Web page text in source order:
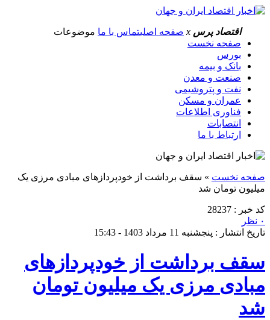
اقتصاد پرس x صفحه اصلیتماس با ما موضوعات
صفحه نخست
بورس
بانک و بیمه
صنعت و معدن
نفت و پتروشیمی
عمران و مسکن
فناوری اطلاعات
انتصابات
ارتباط با ما
صفحه نخست » سقف برداشت از خودپردازهای مبادی مرزی یک
میلیون تومان شد
کد خبر : 28237
۰ نظر
تاریخ انتشار : پنجشنبه 11 مرداد 1403 - 15:43
سقف برداشت از خودپردازهای
مبادی مرزی یک میلیون تومان
شد